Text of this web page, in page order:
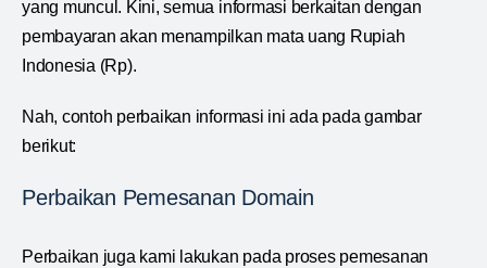
yang muncul. Kini, semua informasi berkaitan dengan
pembayaran akan menampilkan mata uang Rupiah
Indonesia (Rp).
Nah, contoh perbaikan informasi ini ada pada gambar
berikut:
Perbaikan Pemesanan Domain
Perbaikan juga kami lakukan pada proses pemesanan